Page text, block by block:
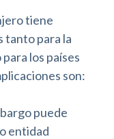
tiene
tanto para la
los países
son:
puede
entidad